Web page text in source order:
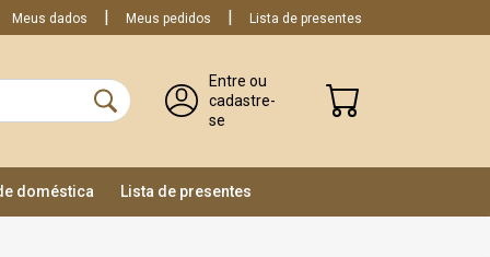
Meus dados Meus pedidos Lista de presentes
Entre ou
cadastre-
se
doméstica Lista de presentes